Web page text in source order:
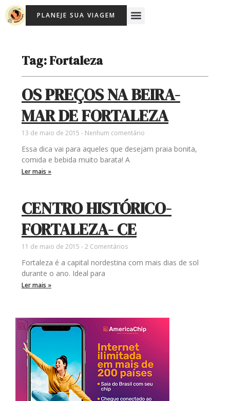
para
PLANEJE SUA VIAGEM Menu
Tag: Fortaleza
OS PREÇOS NA BEIRA-
MAR DE FORTALEZA
13 de maio de 2015 Nenhum comentário
Essa dica vai para aqueles que desejam praia bonita,
comida e bebida muito barata! A
Ler mais »
CENTRO HISTÓRICO-
FORTALEZA- CE
11 de maio de 2015 2 Comentários
Fortaleza é a capital nordestina com mais dias de sol
durante o ano. Ideal para
Ler mais »